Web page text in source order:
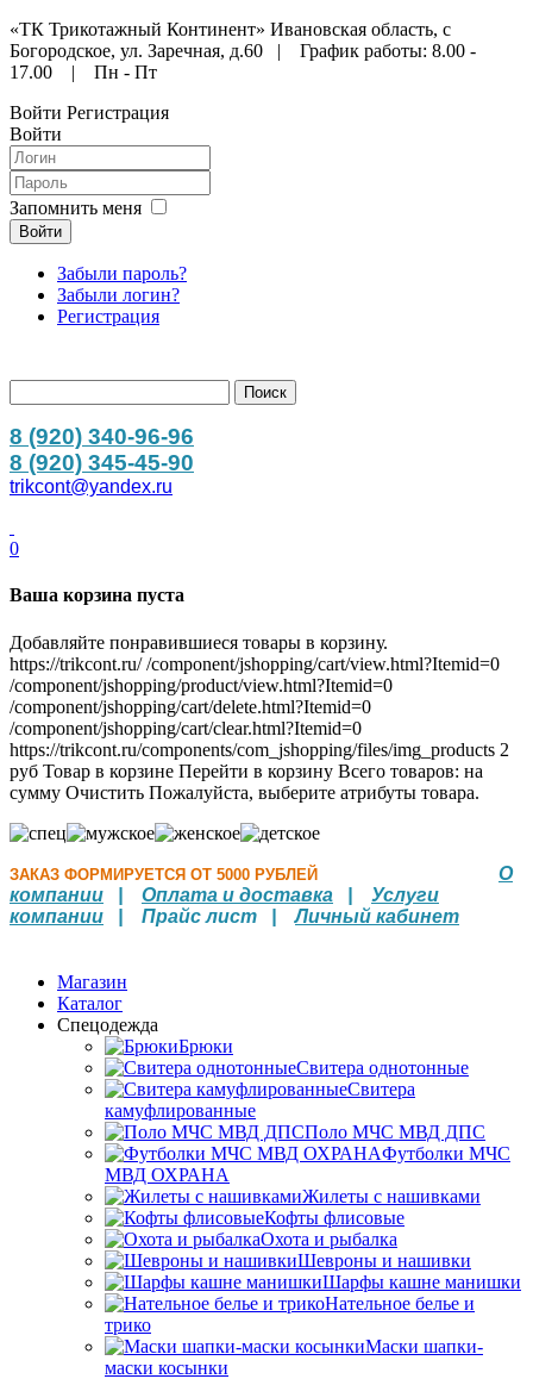
«ТК Трикотажный Континент» Ивановская область, с
Богородское, ул. Заречная, д.60 | График работы: 8.00 -
17.00 | Пн - Пт
Войти Регистрация
Войти
Запомнить меня
Войти
Забыли пароль?
Забыли логин?
Регистрация
8 (920) 340-96-96
8 (920) 345-45-90
trikcont@yandex.ru
0
Ваша корзина пуста
Добавляйте понравившиеся товары в корзину.
https://trikcont.ru/ /component/jshopping/cart/view.html?Itemid=0
/component/jshopping/product/view.html?Itemid=0
/component/jshopping/cart/delete.html?Itemid=0
/component/jshopping/cart/clear.html?Itemid=0
https://trikcont.ru/components/com_jshopping/files/img_products 2
руб Товар в корзине Перейти в корзину Всего товаров: на
сумму Очистить Пожалуйста, выберите атрибуты товара.
ЗАКАЗ ФОРМИРУЕТСЯ ОТ 5000 РУБЛЕЙ
О
компании
Оплата и доставка
Услуги
компании | Прайс лист |Личный кабинет
Магазин
Каталог
Спецодежда
Брюки
Свитера однотонные
Свитера
камуфлированные
Поло МЧС МВД ДПС
Футболки МЧС
МВД ОХРАНА
Жилеты с нашивками
Кофты флисовые
Охота и рыбалка
Шевроны и нашивки
Шарфы кашне манишки
Нательное белье и
трико
Маски шапки-
маски косынки